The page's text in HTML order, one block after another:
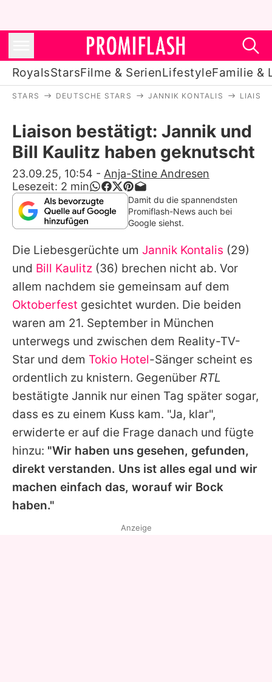
RoyalsStarsFilme & SerienLifestyleFamilie &
Stars
Filme & Serien
Lifestyle
Familie & Liebe
Alle Themen auf Promiflash
Jobs
App runterladen
Team
Redaktionelle Richtlinien
Impressum
Datenschutzerklärung
Nutzungsbedingungen
Utiq verwalten
STARS DEUTSCHE STARS JANNIK KONTALIS
Liaison bestätigt: Jannik und
Bill Kaulitz haben geknutscht
23.09.25, 10:54 - Anja-Stine Andresen
Lesezeit: 2 min
Damit du die spannendsten
Promiflash-News auch bei
Google siehst.
Die Liebesgerüchte um Jannik Kontalis (29)
und Bill Kaulitz (36) brechen nicht ab. Vor
allem nachdem sie gemeinsam auf dem
Oktoberfest gesichtet wurden. Die beiden
waren am 21. September in München
unterwegs und zwischen dem Reality-TV-
Star und dem Tokio Hotel-Sänger scheint es
ordentlich zu knistern. Gegenüber RTL
bestätigte Jannik nur einen Tag später sogar,
dass es zu einem Kuss kam. "Ja, klar",
erwiderte er auf die Frage danach und fügte
hinzu: "Wir haben uns gesehen, gefunden,
direkt verstanden. Uns ist alles egal und wir
machen einfach das, worauf wir Bock
haben."
Anzeige